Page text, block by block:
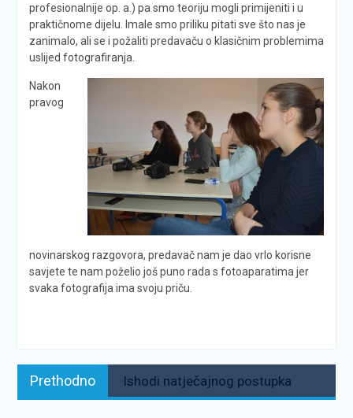
profesionalnije op. a.) pa smo teoriju mogli primijeniti i u
praktičnome dijelu. Imale smo priliku pitati sve što nas je
zanimalo, ali se i požaliti predavaču o klasičnim problemima
uslijed fotografiranja.
Nakon
pravog
novinarskog razgovora, predavač nam je dao vrlo korisne
savjete te nam poželio još puno rada s fotoaparatima jer
svaka fotografija ima svoju priču.
Navigacija
objava
Prethodno Ishodi natječajnog postupka